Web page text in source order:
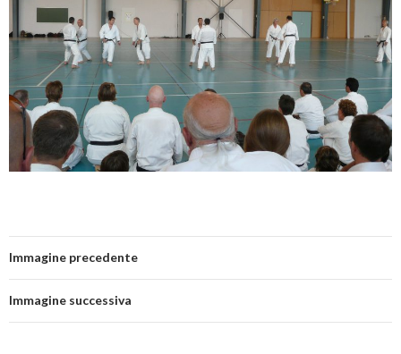
Immagine precedente
Immagine successiva